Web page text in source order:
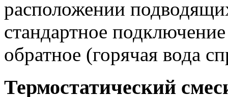
расположении
стандартное
обратное (горячая вода
Термостатический